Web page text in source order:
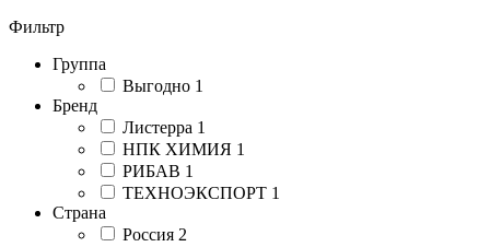
Фильтр
Группа
Выгодно 1
Бренд
Листерра 1
НПК ХИМИЯ 1
РИБАВ 1
ТЕХНОЭКСПОРТ 1
Страна
Россия 2